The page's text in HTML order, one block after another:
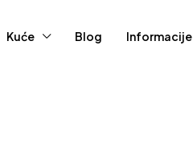
Kuće Blog Informacije